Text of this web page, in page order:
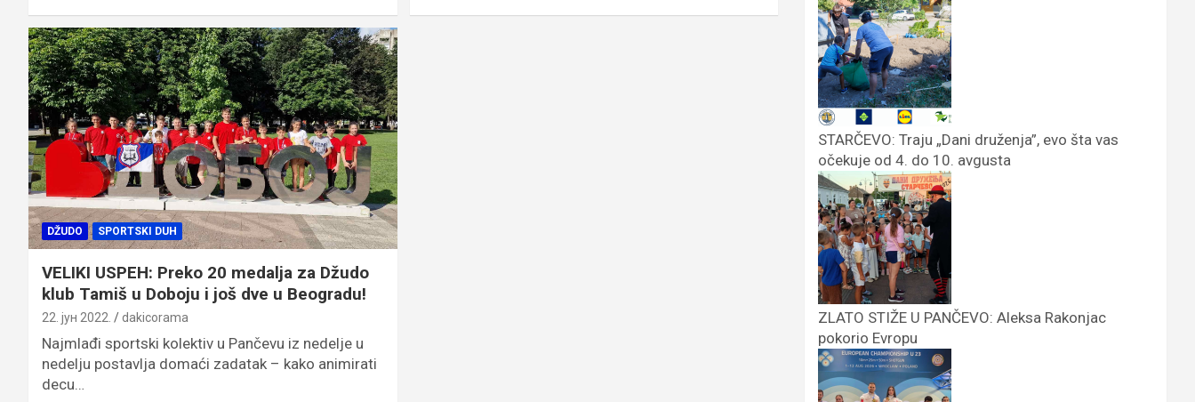
DŽUDO SPORTSKI DUH
VELIKI USPEH: Preko 20 medalja za Džudo
klub Tamiš u Doboju i još dve u Beogradu!
22. јун 2022. dakicorama
Najmlađi sportski kolektiv u Pančevu iz nedelje u
nedelju postavlja domaći zadatak – kako animirati
decu…
STARČEVO: Traju „Dani druženja”, evo šta vas
očekuje od 4. do 10. avgusta
ZLATO STIŽE U PANČEVO: Aleksa Rakonjac
pokorio Evropu